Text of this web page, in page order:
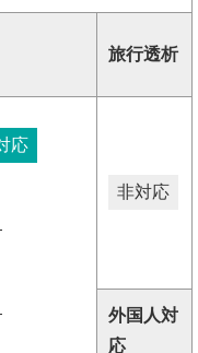
旅行透析
応
非対応
外国人対
応